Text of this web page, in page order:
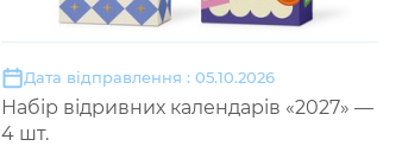
Дата відправлення : 05.10.2026
Набір відривних календарів «2027» —
4 шт.